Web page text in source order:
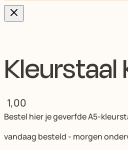
Kleurstaal
1,00
Bestel hier je geverfde A5-
vandaag besteld - morgen